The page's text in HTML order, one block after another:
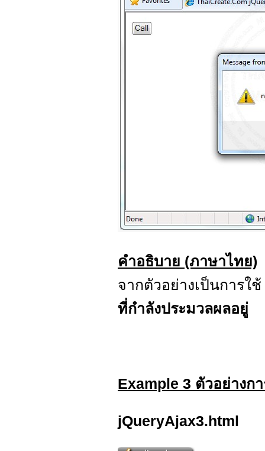
คำอธิบาย (ภาษาไทย)
จากตัวอย่างเป็นการใช้
ที่กำลังประมวลผลอยู่
Example 3 ตัวอย่างก
jQueryAjax3.html